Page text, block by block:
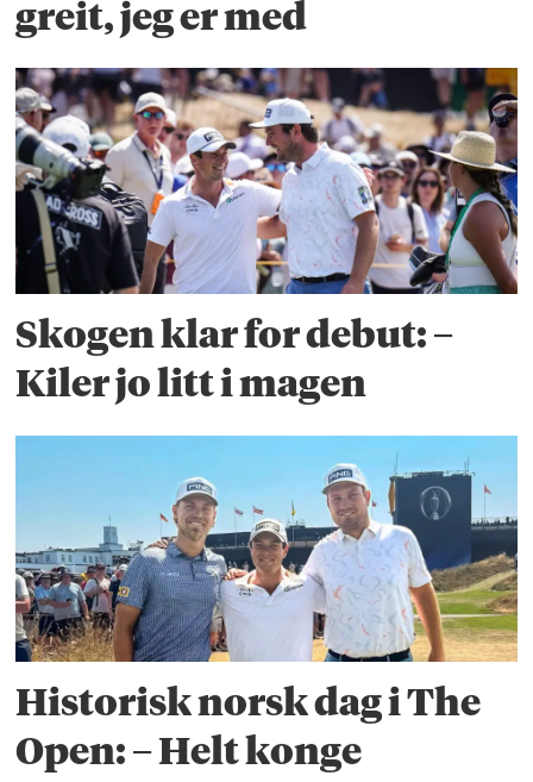
greit, jeg er med
Skogen klar for debut: –
Kiler jo litt i magen
Historisk norsk dag i The
Open: – Helt konge